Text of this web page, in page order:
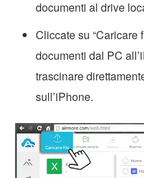
documenti al drive
Cliccate su “Caricare
documenti dal PC
trascinare
sull’iPhone.